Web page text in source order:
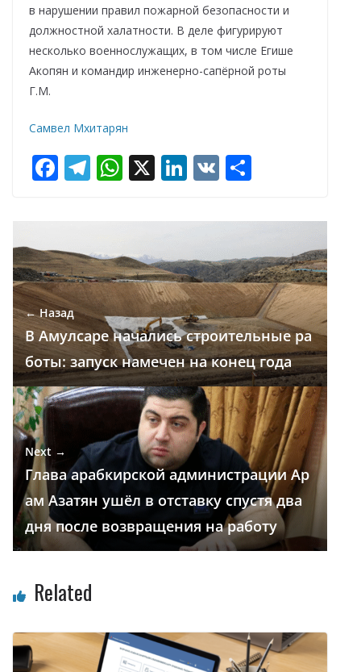
в нарушении правил пожарной безопасности и
должностной халатности. В деле фигурируют
несколько военнослужащих, в том числе Егише
Акопян и командир инженерно-сапёрной роты
Г.М.
Самвел Мхитарян
F
b
o
o
k
T
gr
a
m
W
at
s
A
p
p
X Li
k
dI
n
V
п
р
а
в
и
т
ь
← Назад
В Амулсаре начались строительные ра
боты: запуск намечен на конец года
Next →
Глава арабкирской администрации Ар
ам Азатян ушёл в отставку спустя два
дня после возвращения на работу
Related